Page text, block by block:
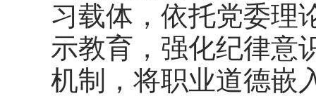
习载体，依托党委理
示教育，强化纪律意
机制，将职业道德嵌